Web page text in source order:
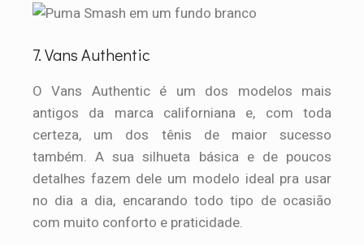
7. Vans Authentic
O Vans Authentic é um dos modelos mais
antigos da marca californiana e, com toda
certeza, um dos tênis de maior sucesso
também. A sua silhueta básica e de poucos
detalhes fazem dele um modelo ideal pra usar
no dia a dia, encarando todo tipo de ocasião
com muito conforto e praticidade.